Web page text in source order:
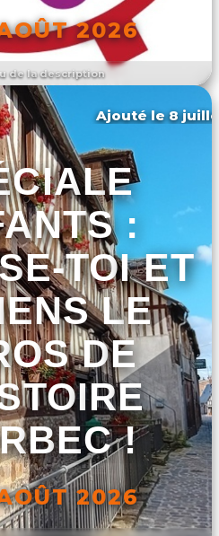
de la description
2026
L'ÉVÉNEMENT
Ajouté le 8
:
TOI ET
LE
DE
!
2026